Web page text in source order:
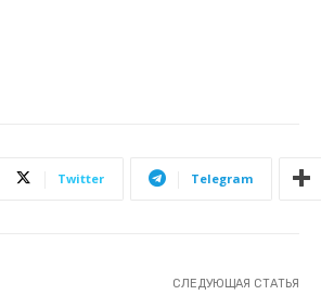
Twitter Telegram
СЛЕДУЮЩАЯ СТАТЬЯ